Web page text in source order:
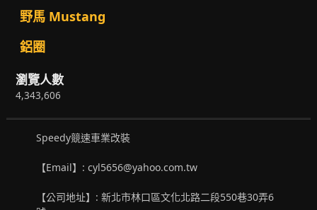
野馬 Mustang
鋁圈
瀏覽人數
4,343,606
Speedy競速車業改裝
【Email】: cyl5656@yahoo.com.tw
【公司地址】: 新北市林口區文化北路二段550巷30弄6